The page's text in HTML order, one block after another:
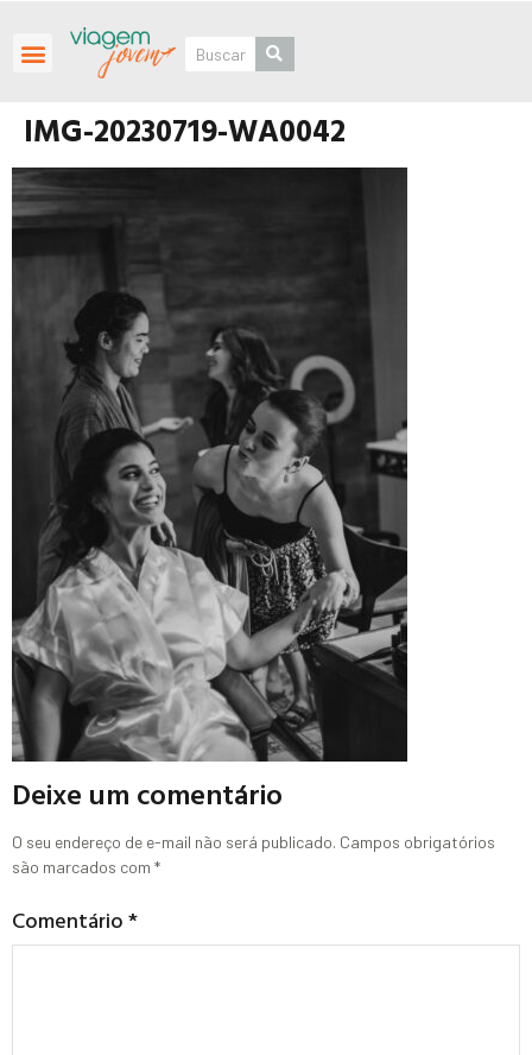
IMG-20230719-WA0042
Deixe um comentário
O seu endereço de e-mail não será publicado. Campos obrigatórios
são marcados com *
Comentário*